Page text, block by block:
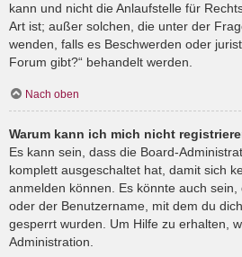
kann und nicht die Anlaufstelle für
Art ist; außer solchen, die unter der
wenden, falls es Beschwerden oder
Forum gibt?“ behandelt werden.
Nach oben
Warum kann ich mich nicht
Es kann sein, dass die Board-
komplett ausgeschaltet hat, damit sich
anmelden können. Es könnte auch
oder der Benutzername, mit dem du
gesperrt wurden. Um Hilfe zu erhalten,
Administration.